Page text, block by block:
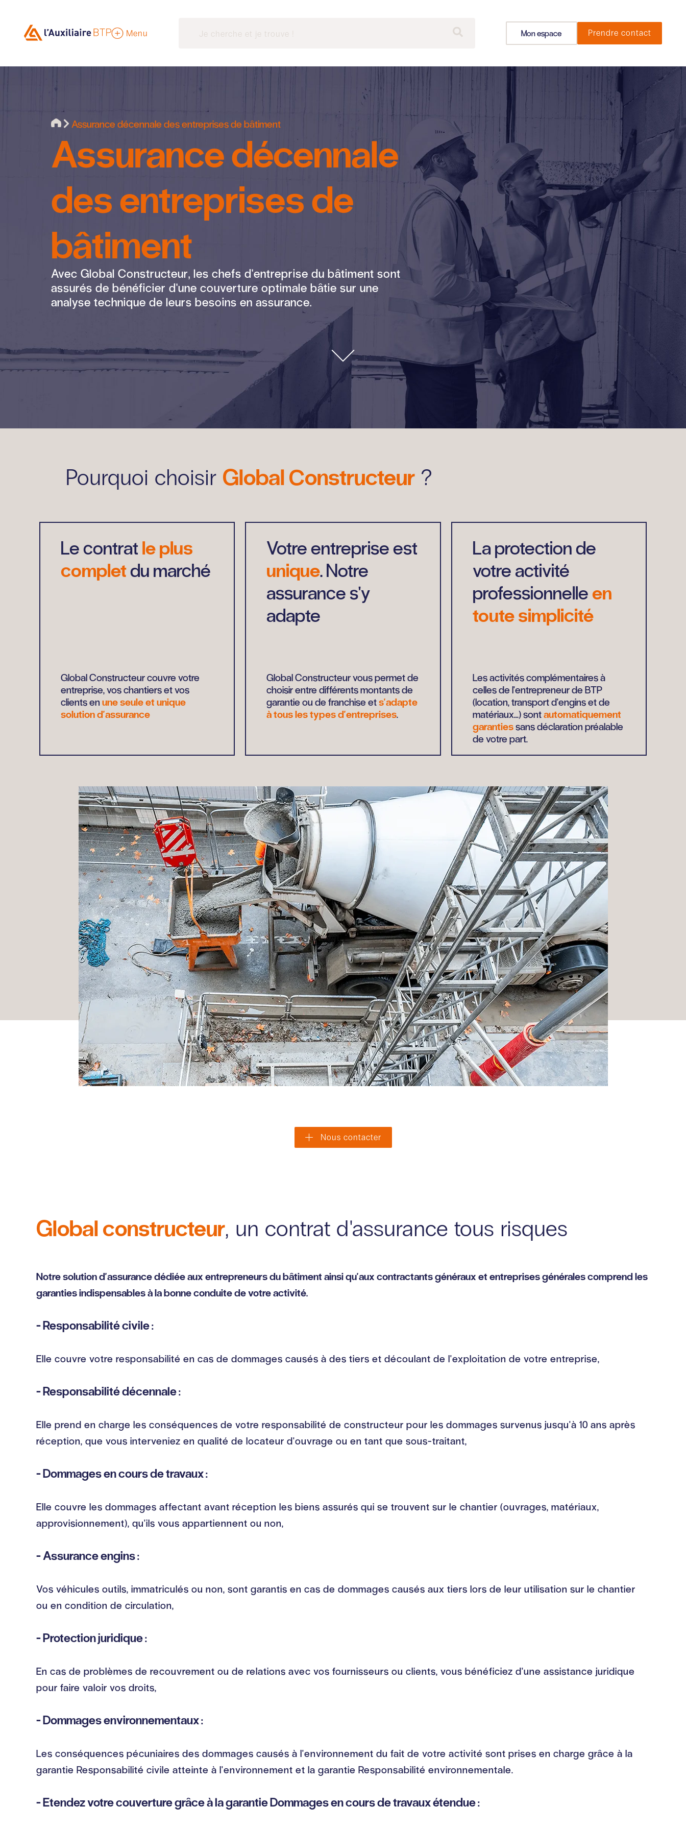
Menu Mon espace Prendre contact
Assurance décennale des entreprises de bâtiment
Assurance décennale
des entreprises de
bâtiment
Avec Global Constructeur, les chefs d'entreprise du bâtiment sont
assurés de bénéficier d'une couverture optimale bâtie sur une
analyse technique de leurs besoins en assurance.
Pourquoi choisir Global Constructeur?
Le contrat le plus
completdu marché
Global Constructeur couvre votre
entreprise, vos chantiers et vos
clients enune seule et unique
solution d'assurance
Votre entreprise est
unique. Notre
assurance s'y
adapte
Global Constructeur vous permet de
choisir entre différents montants de
garantie ou de franchise ets'adapte
à tous les types d'entreprises.
La protection de
votre activité
professionnelleen
toute simplicité
Les activités complémentaires à
celles de l'entrepreneur de BTP
(location, transport d'engins et de
matériaux...) sontautomatiquement
garantiessans déclaration préalable
de votre part.
Nous contacter
Global constructeur, un contrat d'assurance tous risques
Notre solution d'assurance dédiée aux entrepreneurs du bâtiment ainsi qu'aux contractants généraux et entreprises générales comprend les
garanties indispensables à la bonne conduite de votre activité.
- Responsabilité civile :
Elle couvre votre responsabilité en cas de dommages causés à des tiers et découlant de l'exploitation de votre entreprise,
- Responsabilité décennale :
Elle prend en charge les conséquences de votre responsabilité de constructeur pour les dommages survenus jusqu'à 10 ans après
réception, que vous interveniez en qualité de locateur d'ouvrage ou en tant que sous-traitant,
- Dommages en cours de travaux :
Elle couvre les dommages affectant avant réception les biens assurés qui se trouvent sur le chantier (ouvrages, matériaux,
approvisionnement), qu'ils vous appartiennent ou non,
- Assurance engins :
Vos véhicules outils, immatriculés ou non, sont garantis en cas de dommages causés aux tiers lors de leur utilisation sur le chantier
ou en condition de circulation,
- Protection juridique :
En cas de problèmes de recouvrement ou de relations avec vos fournisseurs ou clients, vous bénéficiez d'une assistance juridique
pour faire valoir vos droits,
- Dommages environnementaux :
Les conséquences pécuniaires des dommages causés à l'environnement du fait de votre activité sont prises en charge grâce à la
garantie Responsabilité civile atteinte à l'environnement et la garantie Responsabilité environnementale.
- Etendez votre couverture grâce à la garantie Dommages en cours de travaux étendue :